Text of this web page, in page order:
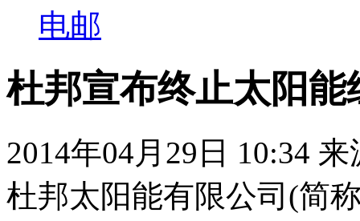
电邮
杜邦宣布终止太阳能
2014年04月29日 10:34
杜邦太阳能有限公司(简